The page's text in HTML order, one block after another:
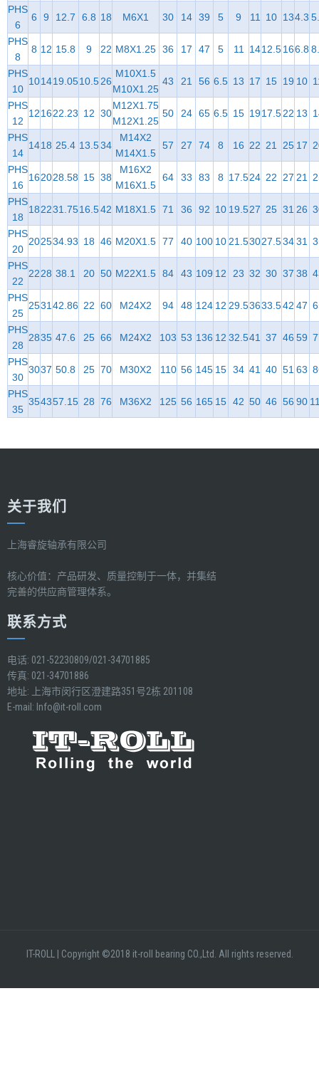
PHS
6
6 9 12.7 6.8 18 M6X1 30 14 39 5 9 11 10 134.3
PHS
8
8 12 15.8 9 22 M8X1.25 36 17 47 5 11 1412.5166.8
PHS
10
101419.0510.526
M10X1.5
M10X1.25
43 21 56 6.5 13 17 15 19 10
PHS
12
121622.23 12 30
M12X1.75
M12X1.25
50 24 65 6.5 15 1917.522 13
PHS
14
1418 25.4 13.534
M14X2
M14X1.5
57 27 74 8 16 22 21 25 17
PHS
16
162028.58 15 38
M16X2
M16X1.5
64 33 83 8 17.524 22 27 21
PHS
18
182231.7516.542 M18X1.5 71 36 92 10 19.527 25 31 26
PHS
20
202534.93 18 46 M20X1.5 77 40 100 1021.53027.534 31
PHS
22
2228 38.1 20 50 M22X1.5 84 43 109 12 23 32 30 37 38
PHS
25
253142.86 22 60 M24X2 94 48 124 12 29.53633.542 47
PHS
28
2835 47.6 25 66 M24X2 103 53 136 12 32.541 37 46 59
PHS
30
3037 50.8 25 70 M30X2 110 56 145 15 34 41 40 51 63
PHS
35
354357.15 28 76 M36X2 125 56 165 15 42 50 46 56 90
关于我们
上海睿旋轴承有限公司
核心价值：产品研发、质量控制于一体，并集结
完善的供应商管理体系。
联系方式
电话: 021-52230809/021-34701885
传真: 021-34701886
地址: 上海市闵行区澄建路351号2栋 201108
E-mail: Info@it-roll.com
IT-ROLL Copyright ©2018 it-roll bearing CO.,Ltd. All rights reserved.